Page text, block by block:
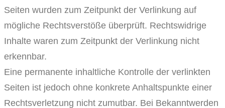
Seiten wurden zum Zeitpunkt der Verlinkung auf
mögliche Rechtsverstöße überprüft. Rechtswidrige
Inhalte waren zum Zeitpunkt der Verlinkung nicht
erkennbar.
Eine permanente inhaltliche Kontrolle der verlinkten
Seiten ist jedoch ohne konkrete Anhaltspunkte einer
Rechtsverletzung nicht zumutbar. Bei Bekanntwerden